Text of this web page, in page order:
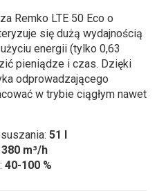
Remko LTE 50 Eco o
się dużą wydajnością
energii (tylko 0,63
pieniądze i czas. Dzięki
odprowadzającego
w trybie ciągłym nawet
51 l
380 m³/h
40-100 %